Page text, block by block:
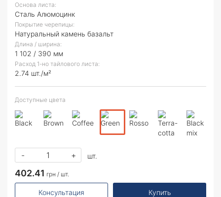
Основа листа:
Сталь Алюмоцинк
Покрытие черепицы:
Натуральный камень базальт
Длина / ширина:
1 102 / 390 мм
Расход 1-но тайлового листа:
2.74 шт./м²
Доступные цвета
- + шт.
402.41 грн / шт.
Консультация Купить